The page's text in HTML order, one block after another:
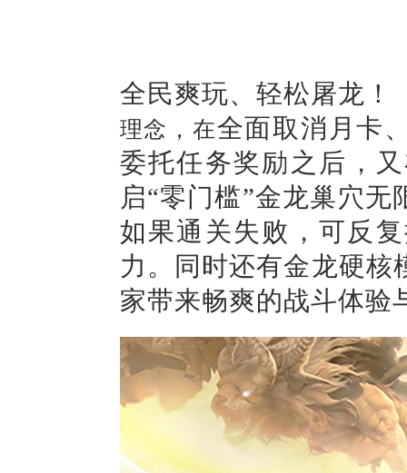
全民爽玩、轻松屠龙！
理念 ，在全面取消月卡
委托任务奖励 之后，又
启“零门槛”金龙巢穴无
如果通关失败，可反
力。
同时还有金龙硬核
家带来畅爽的战斗体验